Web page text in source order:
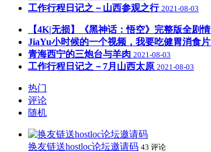
工作行程日记之－山西参观之行 2021-08-03
【4K|无损】《黑神话：悟空》完整版全剧情
JiaYu小时候的一个视频，我要吃健胃消食片
青海西宁的三炮台与羊肉 2021-08-03
工作行程日记之－7月山西太原 2021-08-03
热门
评论
随机
换友链送hostloc论坛邀请码 43 评论